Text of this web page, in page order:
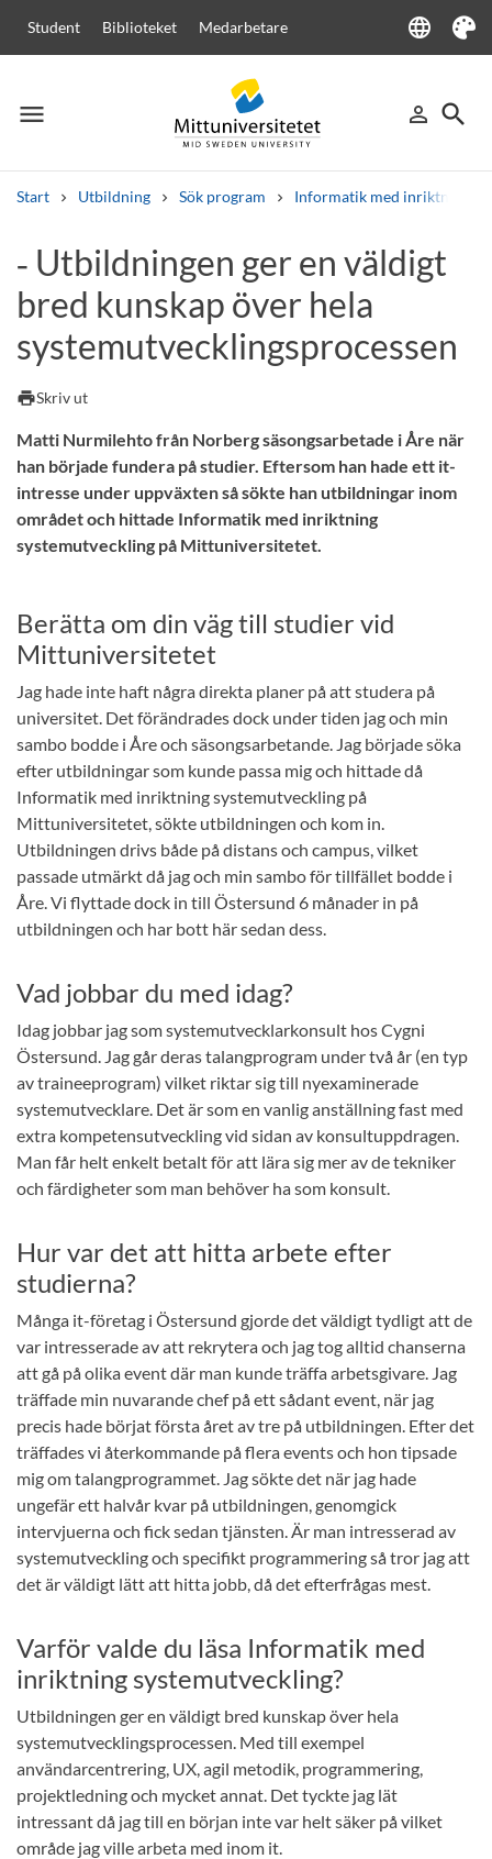
Student Biblioteket Medarbetare language
Language
Tema
menu
Meny person_outline
Logga in
search
Sök
Start Utbildning Sök program Informatik med inriktning
Andra söktjänster
Kurser och program KursplanerVälkomstbrev
Lediga jobb
‑ Utbildningen ger en väldigt
bred kunskap över hela
systemutvecklingsprocessen
printSkriv ut
Matti Nurmilehto från Norberg säsongsarbetade i Åre när
han började fundera på studier. Eftersom han hade ett it-
intresse under uppväxten så sökte han utbildningar inom
området och hittade Informatik med inriktning
systemutveckling på Mittuniversitetet.
Berätta om din väg till studier vid
Mittuniversitetet
Jag hade inte haft några direkta planer på att studera på
universitet. Det förändrades dock under tiden jag och min
sambo bodde i Åre och säsongsarbetande. Jag började söka
efter utbildningar som kunde passa mig och hittade då
Informatik med inriktning systemutveckling på
Mittuniversitetet, sökte utbildningen och kom in.
Utbildningen drivs både på distans och campus, vilket
passade utmärkt då jag och min sambo för tillfället bodde i
Åre. Vi flyttade dock in till Östersund 6 månader in på
utbildningen och har bott här sedan dess.
Vad jobbar du med idag?
Idag jobbar jag som systemutvecklarkonsult hos Cygni
Östersund. Jag går deras talangprogram under två år (en typ
av traineeprogram) vilket riktar sig till nyexaminerade
systemutvecklare. Det är som en vanlig anställning fast med
extra kompetensutveckling vid sidan av konsultuppdragen.
Man får helt enkelt betalt för att lära sig mer av de tekniker
och färdigheter som man behöver ha som konsult.
Hur var det att hitta arbete efter
studierna?
Många it-företag i Östersund gjorde det väldigt tydligt att de
var intresserade av att rekrytera och jag tog alltid chanserna
att gå på olika event där man kunde träffa arbetsgivare. Jag
träffade min nuvarande chef på ett sådant event, när jag
precis hade börjat första året av tre på utbildningen. Efter det
träffades vi återkommande på flera events och hon tipsade
mig om talangprogrammet. Jag sökte det när jag hade
ungefär ett halvår kvar på utbildningen, genomgick
intervjuerna och fick sedan tjänsten. Är man intresserad av
systemutveckling och specifikt programmering så tror jag att
det är väldigt lätt att hitta jobb, då det efterfrågas mest.
Varför valde du läsa Informatik med
inriktning systemutveckling?
Utbildningen ger en väldigt bred kunskap över hela
systemutvecklingsprocessen. Med till exempel
användarcentrering, UX, agil metodik, programmering,
projektledning och mycket annat. Det tyckte jag lät
intressant då jag till en början inte var helt säker på vilket
område jag ville arbeta med inom it.